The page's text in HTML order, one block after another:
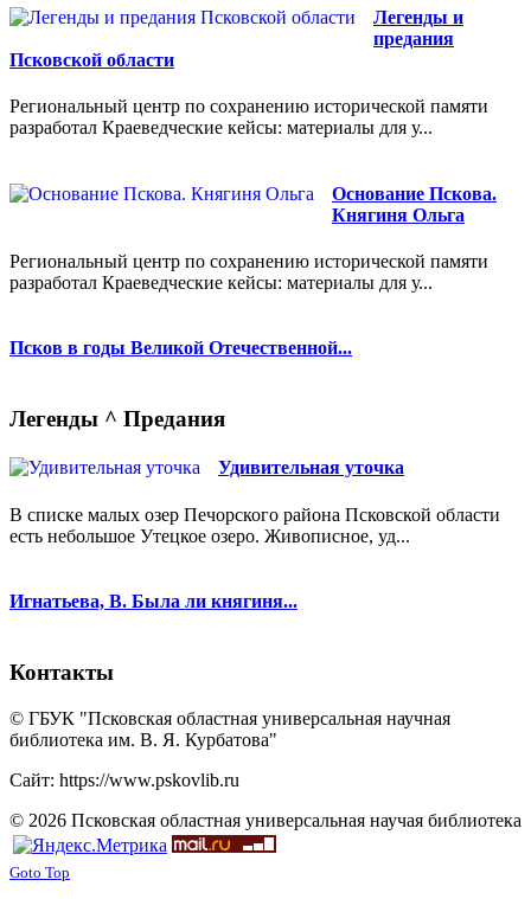
Легенды и
предания
Псковской области
Региональный центр по сохранению исторической памяти
разработал Краеведческие кейсы: материалы для у...
Основание Пскова.
Княгиня Ольга
Региональный центр по сохранению исторической памяти
разработал Краеведческие кейсы: материалы для у...
Псков в годы Великой Отечественной...
Легенды ^ Предания
Удивительная уточка
В списке малых озер Печорского района Псковской области
есть небольшое Утецкое озеро. Живописное, уд...
Игнатьева, В. Была ли княгиня...
Контакты
© ГБУК "Псковская областная универсальная научная
библиотека им. В. Я. Курбатова"
Сайт: https://www.pskovlib.ru
© 2026 Псковская областная универсальная научая библиотека
Goto Top